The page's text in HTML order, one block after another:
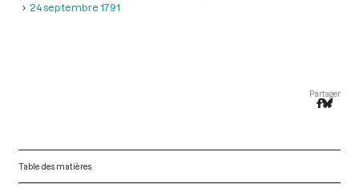
24 septembre 1791
Partager
Table des matières